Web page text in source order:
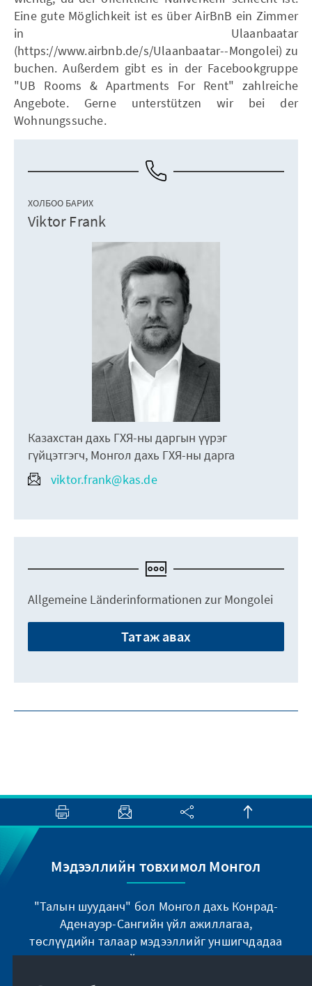
Eine gute Möglichkeit ist es über AirBnB ein Zimmer
in Ulaanbaatar
(https://www.airbnb.de/s/Ulaanbaatar--Mongolei) zu
buchen. Außerdem gibt es in der Facebookgruppe
"UB Rooms & Apartments For Rent" zahlreiche
Angebote. Gerne unterstützen wir bei der
Wohnungssuche.
ХОЛБОО БАРИХ
Viktor Frank
Казахстан дахь ГХЯ-ны даргын үүрэг
гүйцэтгэгч, Монгол дахь ГХЯ-ны дарга
viktor.frank@kas.de
Allgemeine Länderinformationen zur Mongolei
Татаж авах
Мэдээллийн товхимол Монгол
"Талын шууданч" бол Монгол даxь Конрад-
Аденауэр-Сангийн үйл ажиллагаа,
төслүүдийн талаар мэдээллийг уншигчдадаа
xүргэx зорилготой улирал тутмын товxимол